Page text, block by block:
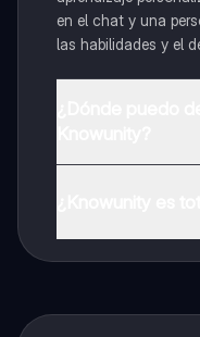
en el chat y una
las habilidades y el